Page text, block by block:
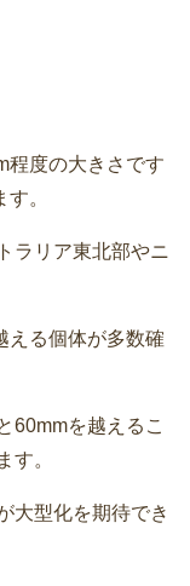
程度の大きさです
。
ラリア東北部やニ
える個体が多数確
60mmを越えるこ
す。
大型化を期待でき